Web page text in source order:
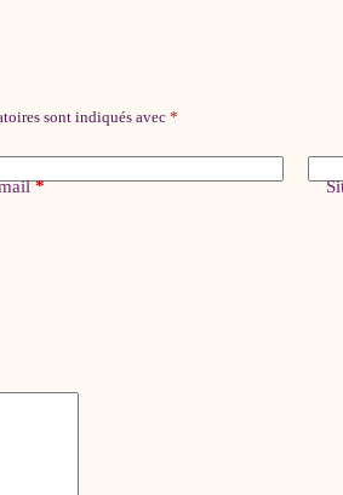
sont indiqués avec *
*